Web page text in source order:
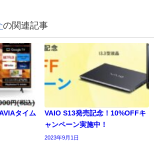
の関連記事
タイム
VAIO S13発売記念！10%OFFキ
ャンペーン実施中！
2023年9月1日